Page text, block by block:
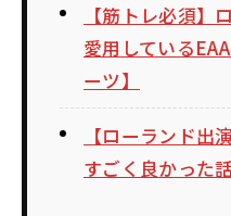
【筋トレ必須】
愛用している
ーツ】
【ローランド出
すごく良かった